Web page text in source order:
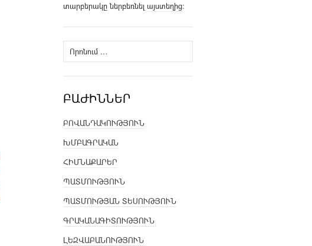
տարբերակը ներբեռնել այստեղից։
Որոնել՝
ԲԱԺԻՆՆԵՐ
ԲՈՎԱՆԴԱԿՈՒԹՅՈՒՆ
ԽՄԲԱԳՐԱԿԱՆ
ՀԻՄՆԱՔԱՐԵՐ
ՊԱՏՄՈՒԹՅՈՒՆ
ՊԱՏՄՈՒԹՅԱՆ ՏԵՍՈՒԹՅՈՒՆ
ԳՐԱԿԱՆԱԳԻՏՈՒԹՅՈՒՆ
ԼԵԶՎԱԲԱՆՈՒԹՅՈՒՆ